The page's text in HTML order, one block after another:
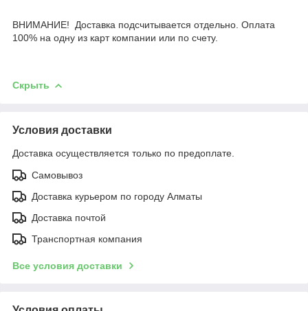
ВНИМАНИЕ! Доставка подсчитывается отдельно. Оплата
100% на одну из карт компании или по счету.
Скрыть
Условия доставки
Доставка осуществляется только по предоплате.
Самовывоз
Доставка курьером по городу Алматы
Доставка почтой
Транспортная компания
Все условия доставки